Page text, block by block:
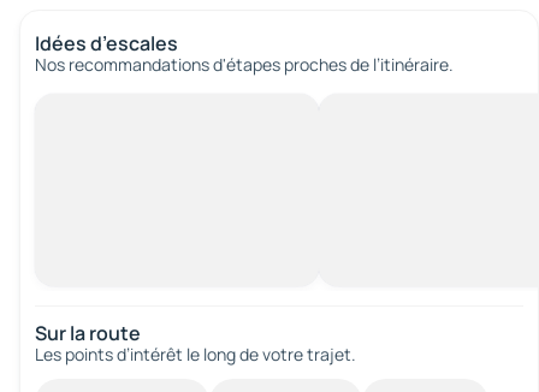
Idées d’escales
Nos recommandations d'étapes proches de l’itinéraire.
Sur la route
Les points d’intérêt le long de votre trajet.